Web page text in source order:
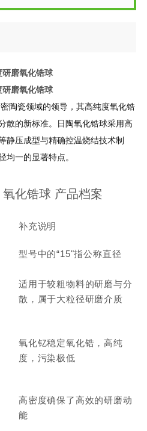
磨氧化锆球
磨氧化锆球
陶瓷领域的领导，其高纯度氧化锆
散的新标准。日陶氧化锆球采用高
静压成型与精确控温烧结技术制
均一的显著特点。
化锆球 产品档案
补充说明
型号中的“15"指公称直径
适用于较粗物料的研磨与分
散，属于大粒径研磨介质
氧化钇稳定氧化锆，高纯
度，污染极低
高密度确保了高效的研磨动
能